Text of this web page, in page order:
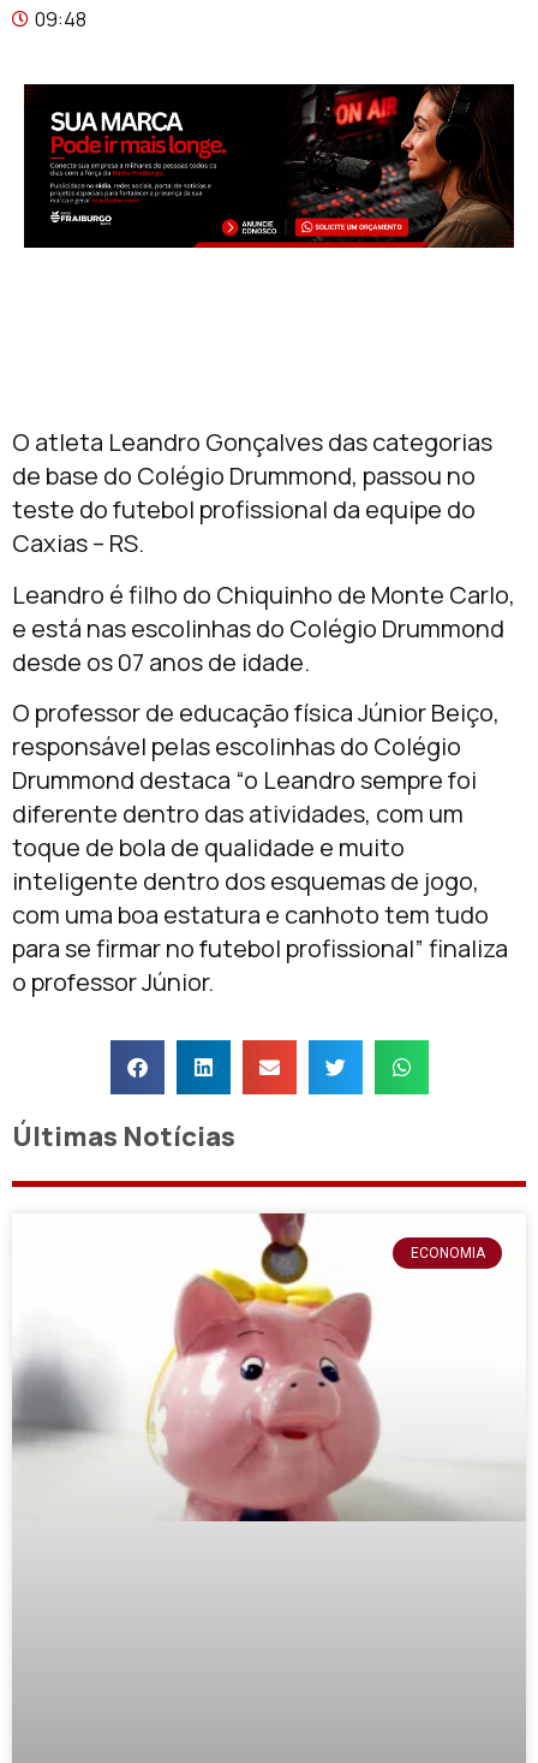
09:48
O atleta Leandro Gonçalves das categorias
de base do Colégio Drummond, passou no
teste do futebol profissional da equipe do
Caxias – RS.
Leandro é filho do Chiquinho de Monte Carlo,
e está nas escolinhas do Colégio Drummond
desde os 07 anos de idade.
O professor de educação física JúniorBeiço,
responsável pelas escolinhas do Colégio
Drummond destaca “o Leandro sempre foi
diferente dentro das atividades, com um
toque de bola de qualidade e muito
inteligente dentro dos esquemas de jogo,
com uma boa estatura e canhoto tem tudo
para se firmar no futebol profissional” finaliza
o professor Júnior.
Últimas Notícias
ECONOMIA